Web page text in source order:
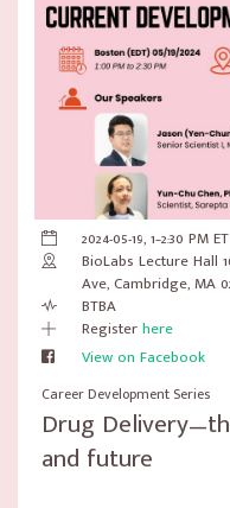
2024-05-19, 1–2:30 PM ET
BioLabs Lecture Hall
Ave, Cambridge, MA
BTBA
Registerhere
View on Facebook
Career Development Series
Drug
and future